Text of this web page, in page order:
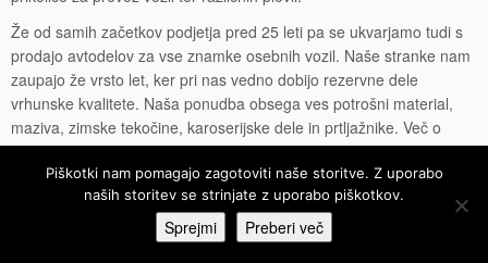
Že od samih začetkov podjetja pred 25 leti pa se ukvarjamo tudi s
prodajo avtodelov za vse znamke osebnih vozil. Naše stranke nam
zaupajo že vrsto let, ker pri nas vedno dobijo rezervne dele
vrhunske kvalitete. Naša ponudba obsega ves potrošni material,
maziva, zimske tekočine, karoserijske dele in prtljažnike. Več o
našem sortimentu avtodelov lahko preberetetukaj.
Piškotki nam pomagajo zagotoviti naše storitve. Z uporabo
naših storitev se strinjate z uporabo piškotkov.
Sprejmi Preberi več